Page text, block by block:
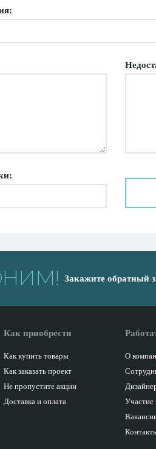
Закажите обратный
Как приобрести
Как купить товары
Как заказать проект
Не пропустите акции
Доставка и оплата
О
Участие